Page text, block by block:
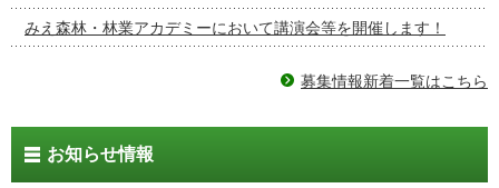
みえ森林・林業アカデミーにおいて講演会等を開催します！
募集情報新着一覧はこちら
お知らせ情報